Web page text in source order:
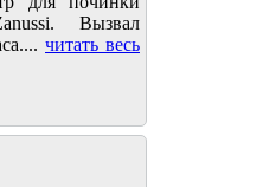
Вызвал
читать весь